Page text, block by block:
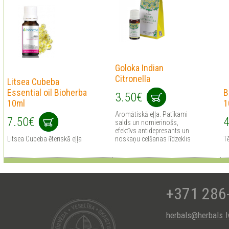
Litsea Cubeba
Essential oil Bioherba
10ml
7.50€
Litsea Cubeba ēteriskā eļļa
Goloka Indian
Citronella
3.50€
Aromātiskā eļļa. Patīkami
salds un nomierinošs,
efektīvs antidepresants un
noskaņu celšanas līdzeklis
+371